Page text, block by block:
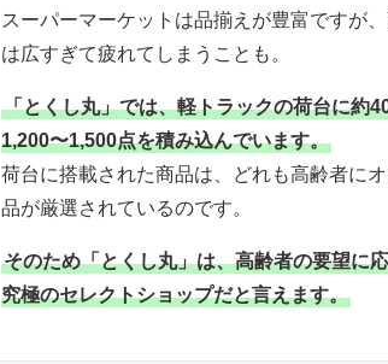
スーパーマーケットは品揃えが豊富ですが
は広すぎて疲れてしまうことも。
「とくし丸」では、軽トラックの荷台に約
1,200〜1,500点を積み込んでいます。
荷台に搭載された商品は、どれも高齢者に
品が厳選されているのです。
そのため「とくし丸」は、高齢者の要望に
究極のセレクトショップだと言えます。